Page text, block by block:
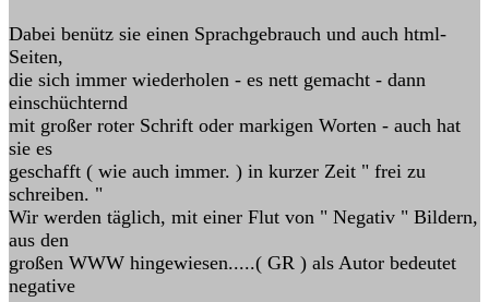
Dabei benütz sie einen Sprachgebrauch und auch html-
Seiten,
die sich immer wiederholen - es nett gemacht - dann
einschüchternd
mit großer roter Schrift oder markigen Worten - auch hat
sie es
geschafft ( wie auch immer. ) in kurzer Zeit " frei zu
schreiben. "
Wir werden täglich, mit einer Flut von " Negativ " Bildern,
aus den
großen WWW hingewiesen.....( GR ) als Autor bedeutet
negative